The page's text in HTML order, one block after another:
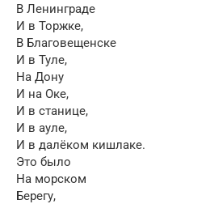
В Ленинграде
И в Торжке,
В Благовещенске
И в Туле,
На Дону
И на Оке,
И в станице,
И в ауле,
И в далёком кишлаке.
Это было
На морском
Берегу,